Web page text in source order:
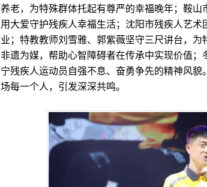
养老，为特殊群体托起有尊严的幸福晚年；鞍山
用大爱守护残疾人幸福生活；沈阳市残疾人艺
业；特教教师刘雪雅、郭紫薇坚守三尺讲台，
非遗为媒，帮助心智障碍者在传承中实现价值
宁残疾人运动员自强不息、奋勇争先的精神风
场每一个人，引发深深共鸣。